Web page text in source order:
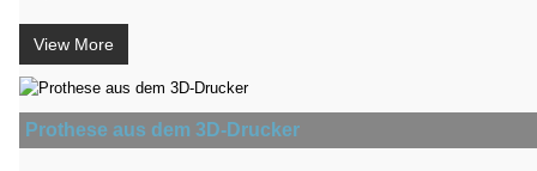
View More
Prothese aus dem 3D-Drucker